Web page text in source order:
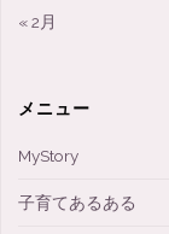
＾"
« 2月
メニュー
MyStory
子育てあるある